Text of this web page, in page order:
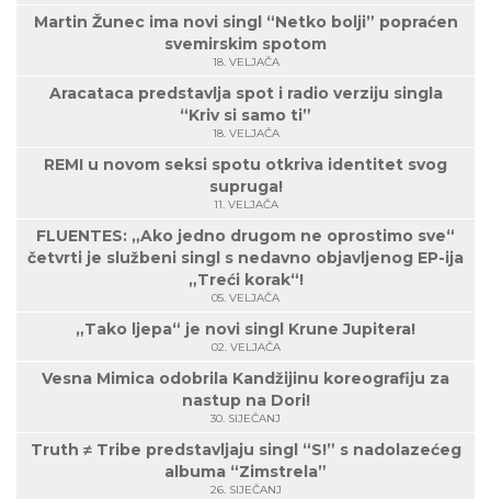
Martin Žunec ima novi singl “Netko bolji” popraćen
svemirskim spotom
18. VELJAČA
Aracataca predstavlja spot i radio verziju singla
“Kriv si samo ti”
18. VELJAČA
REMI u novom seksi spotu otkriva identitet svog
supruga!
11. VELJAČA
FLUENTES: „Ako jedno drugom ne oprostimo sve“
četvrti je službeni singl s nedavno objavljenog EP-ija
„Treći korak“!
05. VELJAČA
„Tako ljepa“ je novi singl Krune Jupitera!
02. VELJAČA
Vesna Mimica odobrila Kandžijinu koreografiju za
nastup na Dori!
30. SIJEČANJ
Truth ≠ Tribe predstavljaju singl “S!” s nadolazećeg
albuma “Zimstrela”
26. SIJEČANJ